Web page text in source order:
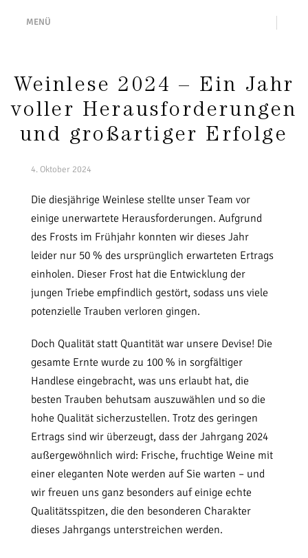
MENÜ
Weinlese 2024 – Ein Jahr
voller Herausforderungen
und großartiger Erfolge
4. Oktober 2024
Die diesjährige Weinlese stellte unser Team vor
einige unerwartete Herausforderungen. Aufgrund
des Frosts im Frühjahr konnten wir dieses Jahr
leider nur 50 % des ursprünglich erwarteten Ertrags
einholen. Dieser Frost hat die Entwicklung der
jungen Triebe empfindlich gestört, sodass uns viele
potenzielle Trauben verloren gingen.
Doch Qualität statt Quantität war unsere Devise! Die
gesamte Ernte wurde zu 100 % in sorgfältiger
Handlese eingebracht, was uns erlaubt hat, die
besten Trauben behutsam auszuwählen und so die
hohe Qualität sicherzustellen. Trotz des geringen
Ertrags sind wir überzeugt, dass der Jahrgang 2024
außergewöhnlich wird: Frische, fruchtige Weine mit
einer eleganten Note werden auf Sie warten – und
wir freuen uns ganz besonders auf einige echte
Qualitätsspitzen, die den besonderen Charakter
dieses Jahrgangs unterstreichen werden.